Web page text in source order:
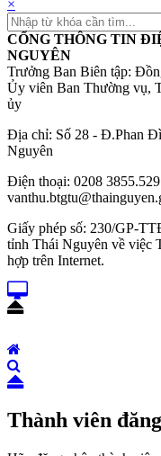
×
CỔNG THÔNG TIN
NGUYÊN
Trưởng Ban Biên tập:
Ủy viên Ban Thường vụ,
ủy
Địa chỉ: Số 28 - Đ.Phan
Nguyên
Điện thoại: 0208
Giấy phép số: 230/GP-
tỉnh Thái Nguyên về việc
hợp trên Internet.
Thành viên